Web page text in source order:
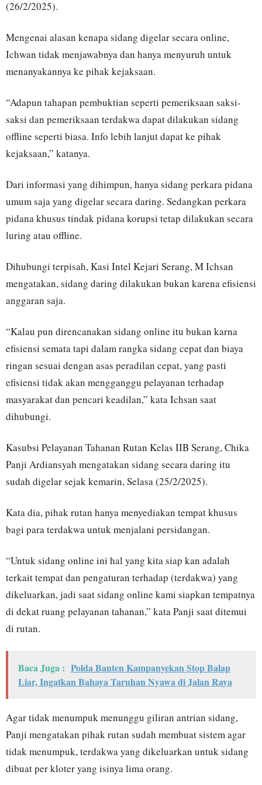
(26/2/2025).
Mengenai alasan kenapa sidang digelar secara online,
Ichwan tidak menjawabnya dan hanya menyuruh untuk
menanyakannya ke pihak kejaksaan.
“Adapun tahapan pembuktian seperti pemeriksaan saksi-
saksi dan pemeriksaan terdakwa dapat dilakukan sidang
offline seperti biasa. Info lebih lanjut dapat ke pihak
kejaksaan,” katanya.
Dari informasi yang dihimpun, hanya sidang perkara pidana
umum saja yang digelar secara daring. Sedangkan perkara
pidana khusus tindak pidana korupsi tetap dilakukan secara
luring atau offline.
Dihubungi terpisah, Kasi Intel Kejari Serang, M Ichsan
mengatakan, sidang daring dilakukan bukan karena efisiensi
anggaran saja.
“Kalau pun direncanakan sidang online itu bukan karna
efisiensi semata tapi dalam rangka sidang cepat dan biaya
ringan sesuai dengan asas peradilan cepat, yang pasti
efisiensi tidak akan mengganggu pelayanan terhadap
masyarakat dan pencari keadilan,” kata Ichsan saat
dihubungi.
Kasubsi Pelayanan Tahanan Rutan Kelas IIB Serang, Chika
Panji Ardiansyah mengatakan sidang secara daring itu
sudah digelar sejak kemarin, Selasa (25/2/2025).
Kata dia, pihak rutan hanya menyediakan tempat khusus
bagi para terdakwa untuk menjalani persidangan.
“Untuk sidang online ini hal yang kita siap kan adalah
terkait tempat dan pengaturan terhadap (terdakwa) yang
dikeluarkan, jadi saat sidang online kami siapkan tempatnya
di dekat ruang pelayanan tahanan,” kata Panji saat ditemui
di rutan.
Baca Juga : Polda Banten Kampanyekan Stop Balap
Liar, Ingatkan Bahaya Taruhan Nyawa di Jalan Raya
Agar tidak menumpuk menunggu giliran antrian sidang,
Panji mengatakan pihak rutan sudah membuat sistem agar
tidak menumpuk, terdakwa yang dikeluarkan untuk sidang
dibuat per kloter yang isinya lima orang.